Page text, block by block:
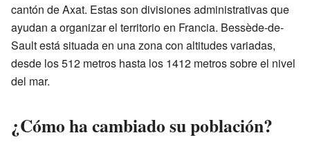
cantón de Axat. Estas son divisiones administrativas que
ayudan a organizar el territorio en Francia. Bessède-de-
Sault está situada en una zona con altitudes variadas,
desde los 512 metros hasta los 1412 metros sobre el nivel
del mar.
¿Cómo ha cambiado su población?